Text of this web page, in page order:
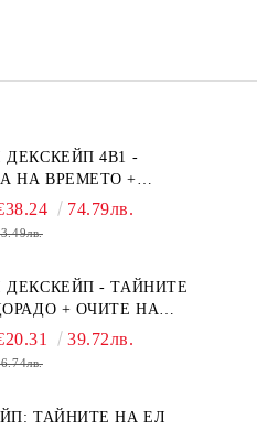
ДЕКСКЕЙП 4В1 -
НА ВРЕМЕТО +
ОТ АЛКАТРАЗ +
НА ЕЛ ДОРАДО +
74.79лв.
ДЕКСКЕЙП - ТАЙНИТЕ
+ ОЧИТЕ НА
39.72лв.
ТАЙНИТЕ НА ЕЛ